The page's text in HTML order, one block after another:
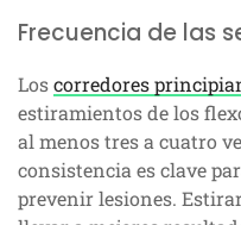
Frecuencia de las
Loscorredores
estiramientos de los
al menos tres a cuatro
consistencia es clave
prevenir lesiones.